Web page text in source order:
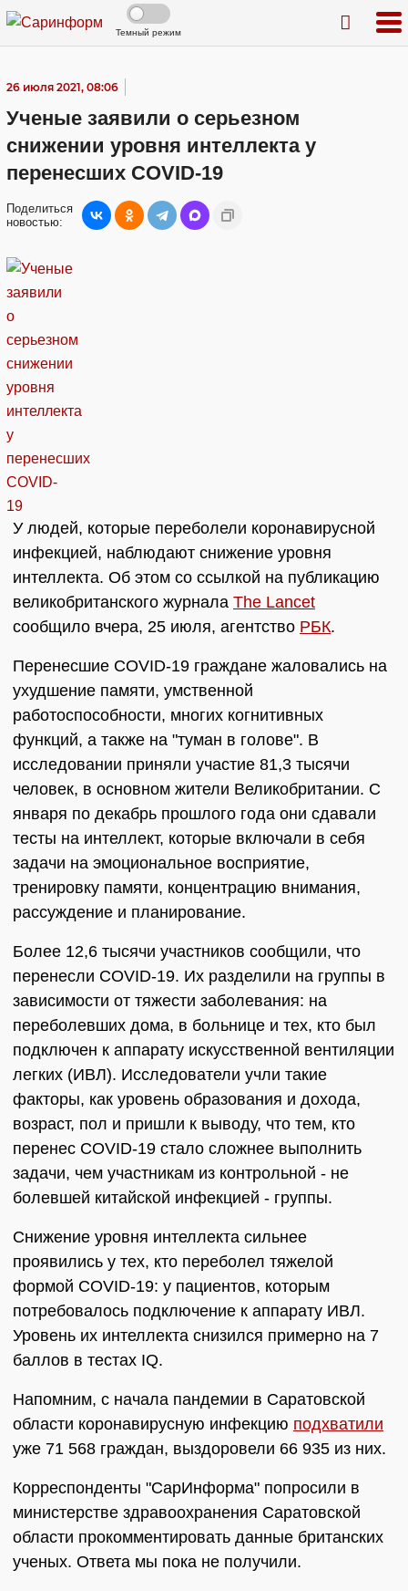
Темный режим
26 июля 2021, 08:06
Ученые заявили о серьезном
снижении уровня интеллекта у
перенесших COVID-19
Поделиться
новостью:
У людей, которые переболели коронавирусной
инфекцией, наблюдают снижение уровня
интеллекта. Об этом со ссылкой на публикацию
великобританского журнала The Lancet
сообщило вчера, 25 июля, агентство РБК.
Перенесшие COVID-19 граждане жаловались на
ухудшение памяти, умственной
работоспособности, многих когнитивных
функций, а также на "туман в голове". В
исследовании приняли участие 81,3 тысячи
человек, в основном жители Великобритании. С
января по декабрь прошлого года они сдавали
тесты на интеллект, которые включали в себя
задачи на эмоциональное восприятие,
тренировку памяти, концентрацию внимания,
рассуждение и планирование.
Более 12,6 тысячи участников сообщили, что
перенесли COVID-19. Их разделили на группы в
зависимости от тяжести заболевания: на
переболевших дома, в больнице и тех, кто был
подключен к аппарату искусственной вентиляции
легких (ИВЛ). Исследователи учли такие
факторы, как уровень образования и дохода,
возраст, пол и пришли к выводу, что тем, кто
перенес COVID-19 стало сложнее выполнить
задачи, чем участникам из контрольной - не
болевшей китайской инфекцией - группы.
Снижение уровня интеллекта сильнее
проявились у тех, кто переболел тяжелой
формой COVID-19: у пациентов, которым
потребовалось подключение к аппарату ИВЛ.
Уровень их интеллекта снизился примерно на 7
баллов в тестах IQ.
Напомним, с начала пандемии в Саратовской
области коронавирусную инфекцию подхватили
уже 71 568 граждан, выздоровели 66 935 из них.
Корреспонденты "СарИнформа" попросили в
министерстве здравоохранения Саратовской
области прокомментировать данные британских
ученых. Ответа мы пока не получили.